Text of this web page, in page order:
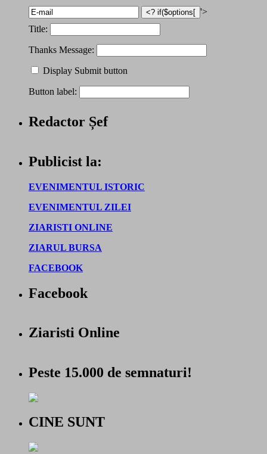
'>
Title:
Thanks Message:
Display Submit button
Button label:
Redactor Șef
Publicist la:
EVENIMENTUL ISTORIC
EVENIMENTUL ZILEI
ZIARISTI ONLINE
ZIARUL BURSA
FACEBOOK
Facebook
Ziaristi Online
Peste 15.000 de semnaturi!
CINE SUNT